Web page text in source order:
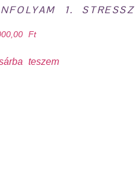
1. STRESSZ
Ft
teszem